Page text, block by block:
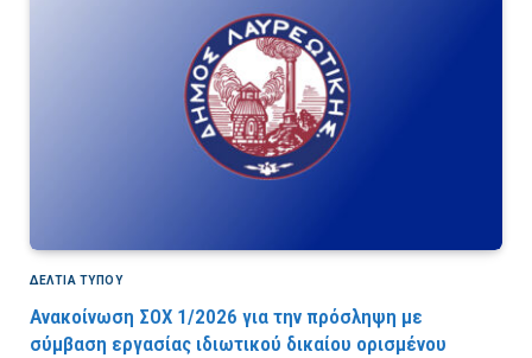
ΔΕΛΤΙΑ ΤΥΠΟΥ
Ανακοίνωση ΣΟΧ 1/2026 για την πρόσληψη με
σύμβαση εργασίας ιδιωτικού δικαίου ορισμένου